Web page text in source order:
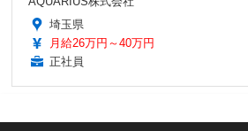
埼玉県
月給26万円～40万円
正社員